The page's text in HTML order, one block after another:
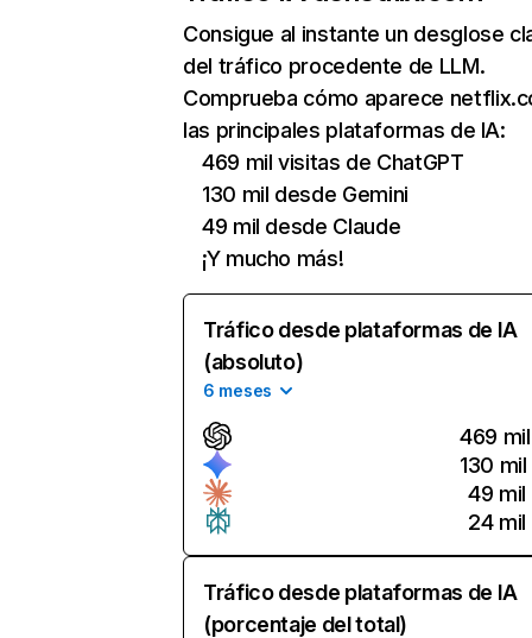
Consigue al instante un desglose
del tráfico procedente de LLM.
Comprueba cómo aparece
las principales plataformas de IA:
469 mil visitas de ChatGPT
130 mil desde Gemini
49 mil desde Claude
¡Y mucho más!
Tráfico desde plataformas de IA
(absoluto)
6 meses
469 mil
130 mil
49 mil
24 mil
Tráfico desde plataformas de IA
(porcentaje del total)